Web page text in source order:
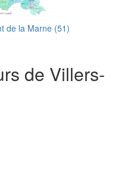
de la Marne (51)
de Villers-